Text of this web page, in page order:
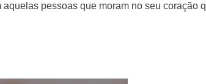
pessoas que moram no seu coração